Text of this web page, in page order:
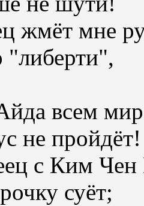
жмёт мне
"либерти",
всем
не
с Ким
суёт;